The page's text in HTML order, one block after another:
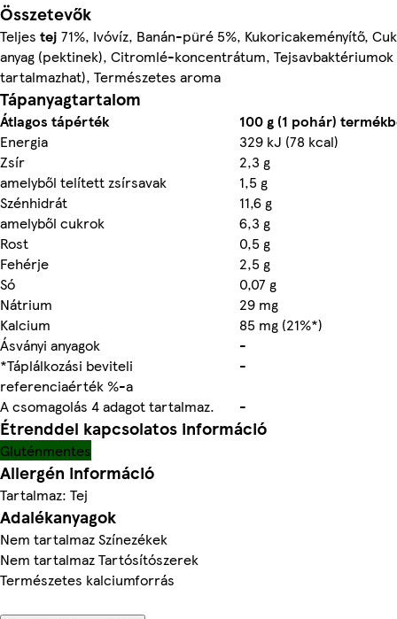
Összetevők
Teljes tej 71%, Ivóvíz, Banán-püré 5%, Kukoricakeményítő,
anyag (pektinek), Citromlé-koncentrátum, Tejsavbaktériumok
tartalmazhat), Természetes aroma
Tápanyagtartalom
Átlagos tápérték
100 g (1 pohár)
Energia
329 kJ (78 kcal)
Zsír
2,3 g
amelyből telített zsírsavak
1,5 g
Szénhidrát
11,6 g
amelyből cukrok
6,3 g
Rost
0,5 g
Fehérje
2,5 g
Só
0,07 g
Nátrium
29 mg
Kalcium
85 mg (21%*)
Ásványi anyagok
-
*Táplálkozási beviteli
referenciaérték %-a
-
A csomagolás 4 adagot tartalmaz.
-
Étrenddel kapcsolatos információ
Gluténmentes
Allergén információ
Tartalmaz: Tej
Adalékanyagok
Nem tartalmaz Színezékek
Nem tartalmaz Tartósítószerek
Természetes kalciumforrás